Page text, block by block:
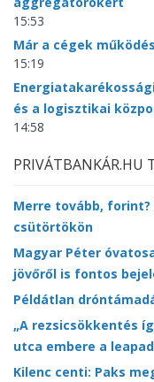
15:53
Már a cégek
15:19
és a logisztikai
14:58
PRIVÁTBANKÁR.HU
Merre tovább,
csütörtökön
Magyar Péter
jövőről is fontos
Példátlan
„A rezsicsökkentés
utca embere a
Kilenc centi: Paks